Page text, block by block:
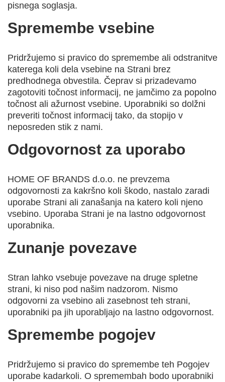
pisnega soglasja.
Spremembe vsebine
Pridržujemo si pravico do spremembe ali odstranitve
katerega koli dela vsebine na Strani brez
predhodnega obvestila. Čeprav si prizadevamo
zagotoviti točnost informacij, ne jamčimo za popolno
točnost ali ažurnost vsebine. Uporabniki so dolžni
preveriti točnost informacij tako, da stopijo v
neposreden stik z nami.
Odgovornost za uporabo
HOME OF BRANDS d.o.o. ne prevzema
odgovornosti za kakršno koli škodo, nastalo zaradi
uporabe Strani ali zanašanja na katero koli njeno
vsebino. Uporaba Strani je na lastno odgovornost
uporabnika.
Zunanje povezave
Stran lahko vsebuje povezave na druge spletne
strani, ki niso pod našim nadzorom. Nismo
odgovorni za vsebino ali zasebnost teh strani,
uporabniki pa jih uporabljajo na lastno odgovornost.
Spremembe pogojev
Pridržujemo si pravico do spremembe teh Pogojev
uporabe kadarkoli. O spremembah bodo uporabniki